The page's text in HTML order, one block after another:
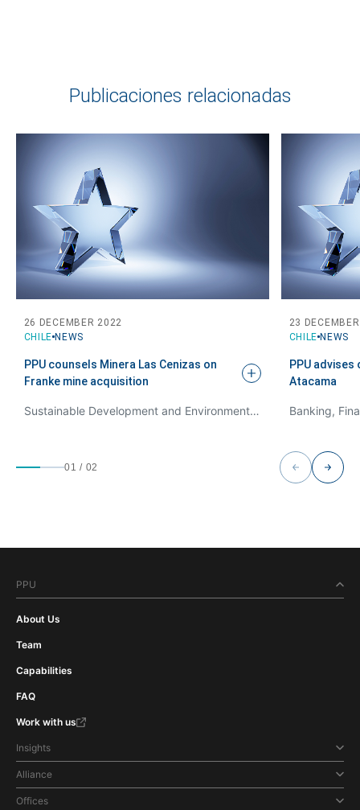
Publicaciones relacionadas
CHILE NEWS
26 DECEMBER 2022
PPU counsels Minera Las Cenizas on
Franke mine acquisition
Sustainable Development and Environmental Law
CHILE NEWS
23
PPU advises
Atacama
01 / 02
PPU
About Us
Team
Capabilities
FAQ
Work with us
Insights
Alliance
Offices